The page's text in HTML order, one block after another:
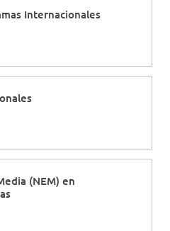
Internacionales
(NEM) en